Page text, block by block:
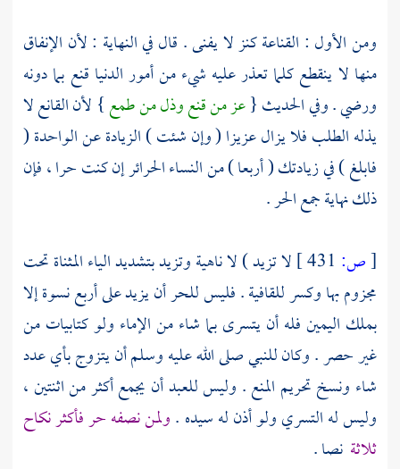
ومن الأول : القناعة كنز لا يفنى . قال في النهاية : لأن الإنفاق
منها لا ينقطع كلما تعذر عليه شيء من أمور الدنيا قنع بما دونه
ورضي . وفي الحديث {عز من قنع وذل من طمع} لأن القانع لا
يذله الطلب فلا يزال عزيزا ( وإن شئت ) الزيادة عن الواحدة (
فابلغ ) في زيادتك ( أربعا ) من النساء الحرائر إن كنت حرا ، فإن
ذلك نهاية جمع الحر .
[ص:
لا تزيد ) لا ناهية وتزيد بتشديد الياء المثناة تحت
مجزوم بها وكسر للقافية . فليس للحر أن يزيد على أربع نسوة إلا
بملك اليمين فله أن يتسرى بما شاء من الإماء ولو كتابيات من
غير حصر . وكان للنبي صلى الله عليه وسلم أن يتزوج بأي عدد
شاء ونسخ تحريم المنع . وليس للعبد أن يجمع أكثر من اثنتين ،
وليس له التسري ولو أذن له سيده .ولمن نصفه حر فأكثر نكاح
ثلاثة نصا .